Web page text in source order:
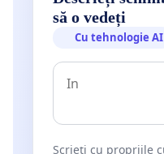
să o vedeți
Cu tehnologie AI
Scrieți cu propriile